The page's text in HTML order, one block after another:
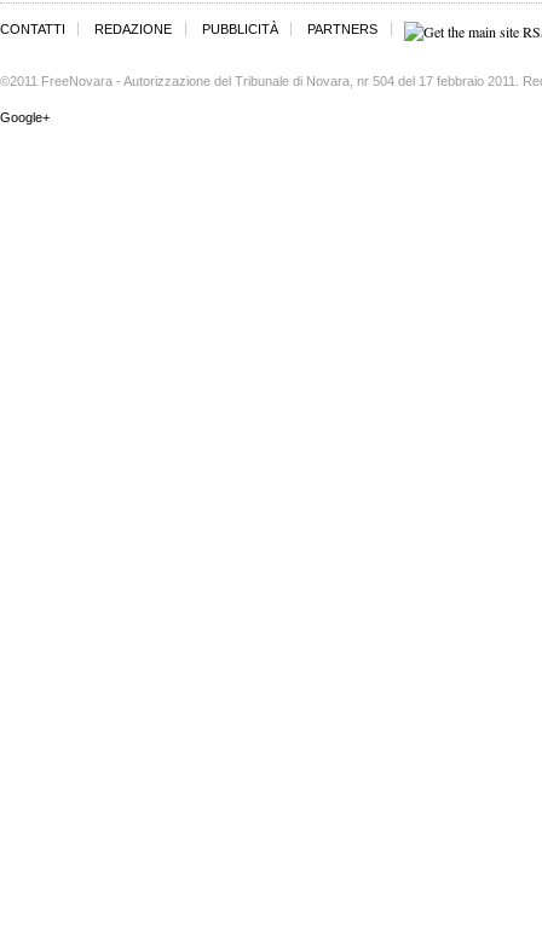
CONTATTI REDAZIONE PUBBLICITÀ PARTNERS
©2011 FreeNovara - Autorizzazione del Tribunale di Novara, nr 504 del 17 febbraio 2011.
Google+